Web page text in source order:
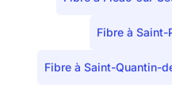
Fibre à
Fibre à Saint-Quantin-